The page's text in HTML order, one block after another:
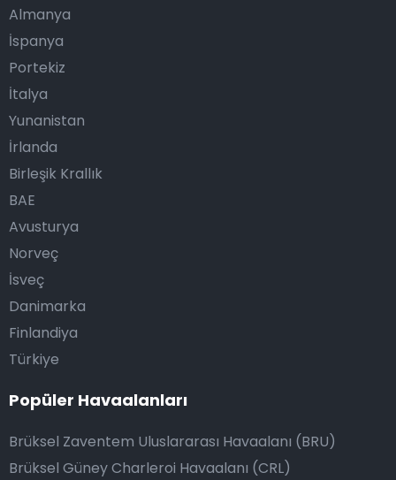
Almanya
İspanya
Portekiz
İtalya
Yunanistan
İrlanda
Birleşik Krallık
BAE
Avusturya
Norveç
İsveç
Danimarka
Finlandiya
Türkiye
Popüler Havaalanları
Brüksel Zaventem Uluslararası Havaalanı (BRU)
Brüksel Güney Charleroi Havaalanı (CRL)